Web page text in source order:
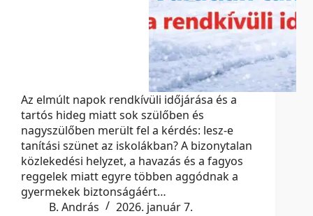
Az elmúlt napok rendkívüli időjárása és a
tartós hideg miatt sok szülőben és
nagyszülőben merült fel a kérdés: lesz-e
tanítási szünet az iskolákban? A bizonytalan
közlekedési helyzet, a havazás és a fagyos
reggelek miatt egyre többen aggódnak a
gyermekek biztonságáért…
B. András
2026. január 7.